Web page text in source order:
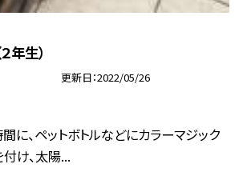
年生）
更新日 2022/05/26
に、ペットボトルなどにカラーマジック
け、太陽...